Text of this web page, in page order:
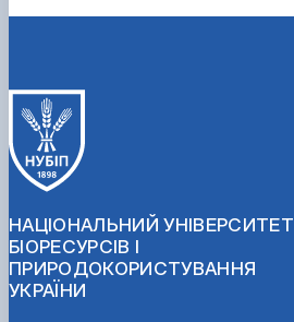
НАЦІОНАЛЬНИЙ УНІВЕРСИТЕТ
БІОРЕСУРСІВ І
ПРИРОДОКОРИСТУВАННЯ
УКРАЇНИ